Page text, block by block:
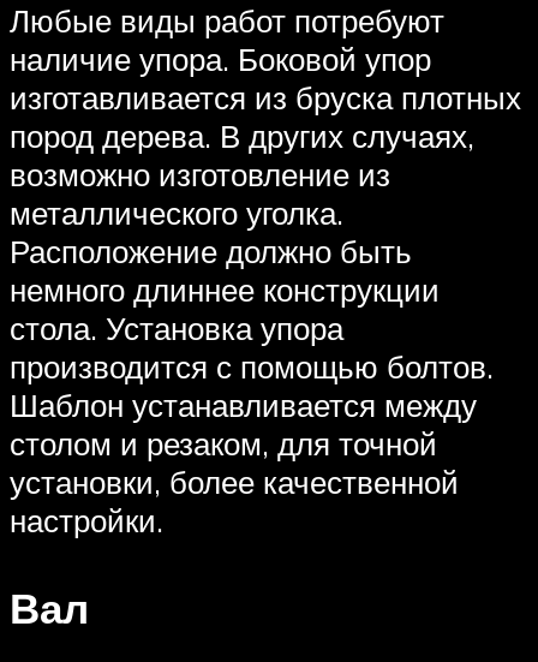
Любые виды работ потребуют
наличие упора. Боковой упор
изготавливается из бруска плотных
пород дерева. В других случаях,
возможно изготовление из
металлического уголка.
Расположение должно быть
немного длиннее конструкции
стола. Установка упора
производится с помощью болтов.
Шаблон устанавливается между
столом и резаком, для точной
установки, более качественной
настройки.
Вал